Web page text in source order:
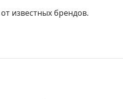
известных брендов.